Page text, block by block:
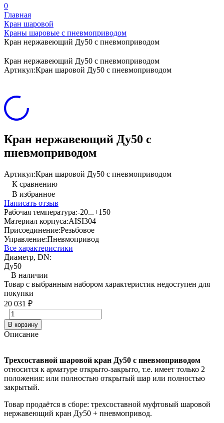
0
Главная
Кран шаровой
Краны шаровые с пневмоприводом
Кран нержавеющий Ду50 с пневмоприводом
Кран нержавеющий Ду50 с пневмоприводом
Артикул:Кран шаровой Ду50 с пневмоприводом
Кран нержавеющий Ду50 с
пневмоприводом
Артикул:Кран шаровой Ду50 с пневмоприводом
К сравнению
В избранное
Написать отзыв
Рабочая температура:-20...+150
Материал корпуса:AISI304
Присоединение:Резьбовое
Управление:Пневмопривод
Все характеристики
Диаметр, DN:
Ду50
В наличии
Товар с выбранным набором характеристик недоступен для
покупки
20 031 ₽
В корзину
Описание
Трехсоставной шаровой кран Ду50 с пневмоприводом
относится к арматуре открыто-закрыто, т.е. имеет только 2
положения: или полностью открытый шар или полностью
закрытый.
Товар продаётся в сборе: трехсоставной муфтовый шаровой
нержавеющий кран Ду50 + пневмопривод.